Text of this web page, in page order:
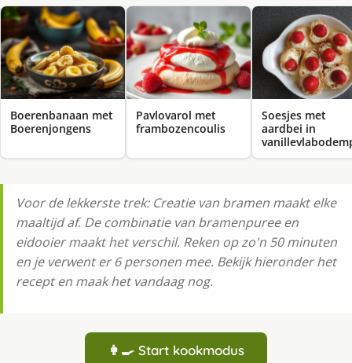
Boerenbanaan met
Boerenjongens
Pavlovarol met
frambozencoulis
Soesjes met
aardbei in
Voor de lekkerste trek: Creatie van bramen maakt elke
maaltijd af. De combinatie van bramenpuree en
eidooier maakt het verschil. Reken op zo'n 50 minuten
en je verwent er 6 personen mee. Bekijk hieronder het
recept en maak het vandaag nog.
👩‍🍳 Start kookmodus